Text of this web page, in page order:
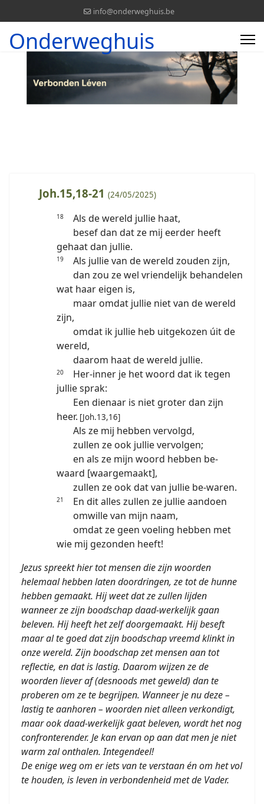
info@onderweghuis.be
Onderweghuis
Joh.15,18-21 (24/05/2025)
18
Als de wereld jullie haat,
besef dan dat ze mij eerder heeft
gehaat dan jullie.
19
Als jullie van de wereld zouden zijn,
dan zou ze wel vriendelijk behandelen
wat haar eigen is,
maar omdat jullie niet van de wereld
zijn,
omdat ik jullie heb uitgekozen úit de
wereld,
daarom haat de wereld jullie.
20
Her-inner je het woord dat ik tegen
jullie sprak:
Een dienaar is niet groter dan zijn
heer. [Joh.13,16]
Als ze mij hebben vervolgd,
zullen ze ook jullie vervolgen;
en als ze mijn woord hebben be-
waard [waargemaakt],
zullen ze ook dat van jullie be-waren.
21
En dit alles zullen ze jullie aandoen
omwille van mijn naam,
omdat ze geen voeling hebben met
wie mij gezonden heeft!
Jezus spreekt hier tot mensen die zijn woorden
helemaal hebben laten doordringen, ze tot de hunne
hebben gemaakt. Hij weet dat ze zullen lijden
wanneer ze zijn boodschap daad-werkelijk gaan
beleven. Hij heeft het zelf doorgemaakt. Hij beseft
maar al te goed dat zijn boodschap vreemd klinkt in
onze wereld. Zijn boodschap zet mensen aan tot
reflectie, en dat is lastig. Daarom wijzen ze de
woorden liever af (desnoods met geweld) dan te
proberen om ze te begrijpen. Wanneer je nu deze –
lastig te aanhoren – woorden niet alleen verkondigt,
maar ook daad-werkelijk gaat beleven, wordt het nog
confronterender. Je kan ervan op aan dat men je niet
warm zal onthalen. Integendeel!
De enige weg om er iets van te verstaan én om het vol
te houden, is leven in verbondenheid met de Vader.